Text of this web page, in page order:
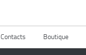
Contacts Boutique